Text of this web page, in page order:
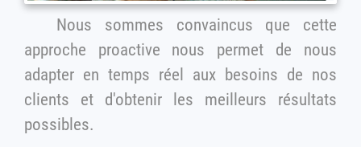
Nous sommes convaincus que cette
approche proactive nous permet de nous
adapter en temps réel aux besoins de nos
clients et d'obtenir les meilleurs résultats
possibles.